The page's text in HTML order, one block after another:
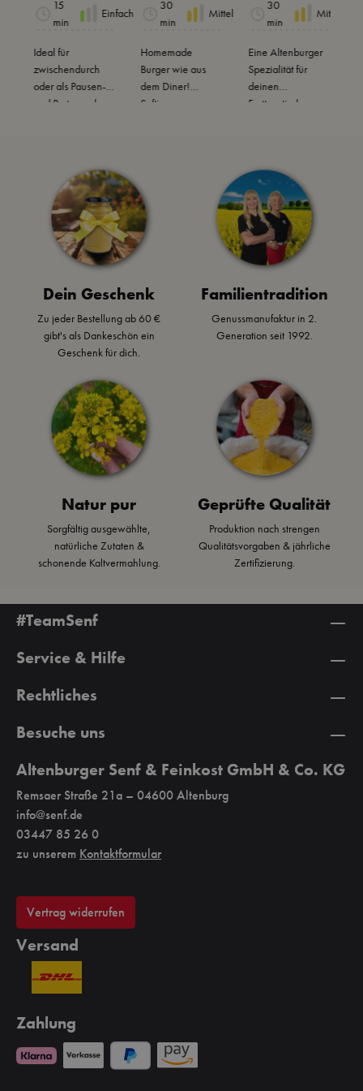
em Ei
15
min
Einfach
Ideal für
zwischendurch
oder als Pausen-
und Partysnack:
Sauce und belegt
mit blanchiertem
Ei oder frischen
Tomaten...mmmh!
Zwiebel-
Balsamic
o
Topping
30
min
Mittel
Homemade
Burger wie aus
dem Diner!
Saftiges
, & leckerer
Burger Sauce.
e mit
pochiert
em Ei
30
min
Mittel
Eine Altenburger
Spezialität für
deinen
Festtagstisch.
Bauernsenf und
Café de Paris
Gewürzmischung.
Dein Geschenk
Zu jeder Bestellung ab 60 €
gibt's als Dankeschön ein
Geschenk für dich.
Familientradition
Genussmanufaktur in 2.
Generation seit 1992.
Natur pur
Sorgfältig ausgewählte,
natürliche Zutaten &
schonende Kaltvermahlung.
Geprüfte Qualität
Produktion nach strengen
Qualitätsvorgaben & jährliche
Zertifizierung.
#TeamSenf
Service & Hilfe
Rechtliches
Besuche uns
Altenburger Senf & Feinkost GmbH & Co. KG
Remsaer Straße 21a – 04600 Altenburg
info@senf.de
03447 85 26 0
zu unserem Kontaktformular
Vertrag widerrufen
Versand
Zahlung